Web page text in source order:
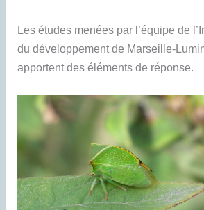
Les études menées par l’équipe de
du développement de Marseille-
apportent des éléments de réponse.